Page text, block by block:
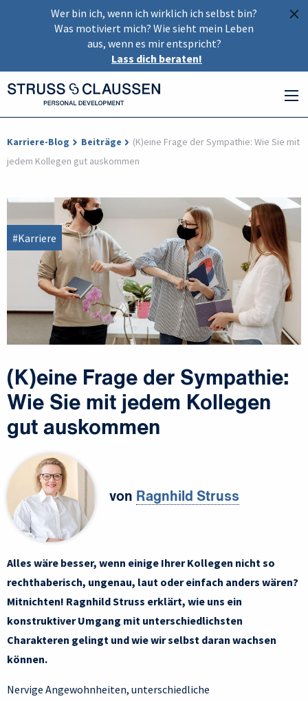
×
Wer bin ich, wenn ich wirklich ich selbst bin?
Was motiviert mich? Wie sieht mein Leben
aus, wenn es mir entspricht?
Lass dich beraten!
Karriere-Blog Beiträge
(K)eine Frage der Sympathie: Wie Sie mit
jedem Kollegen gut auskommen
#Karriere
(K)eine Frage der Sympathie:
Wie Sie mit jedem Kollegen
gut auskommen
von Ragnhild Struss
Alles wäre besser, wenn einige Ihrer Kollegen nicht so
rechthaberisch, ungenau, laut oder einfach anders wären?
Mitnichten! Ragnhild Struss erklärt, wie uns ein
konstruktiver Umgang mit unterschiedlichsten
Charakteren gelingt und wie wir selbst daran wachsen
können.
Nervige Angewohnheiten, unterschiedliche